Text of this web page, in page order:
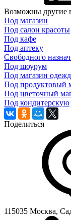
Возможны другие
Под магазин
Под салон красоты
Под кафе
Под аптеку
Свободного
Под шоурум
Под магазин
Под продуктовый
Под цветочный
Под кондитерскую
Поделиться
115035 Москва,